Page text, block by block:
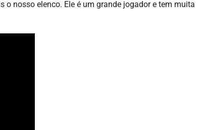
o nosso elenco. Ele é um grande jogador e tem muita